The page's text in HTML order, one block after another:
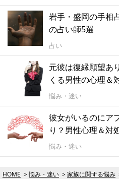
岩手・盛岡の手相
の占い師5選
占い
元彼は復縁願望あ
くる男性の心理＆
悩み・迷い
彼女がいるのにア
り？男性心理＆対
悩み・迷い
HOME 悩み・迷い 家族に関する悩み